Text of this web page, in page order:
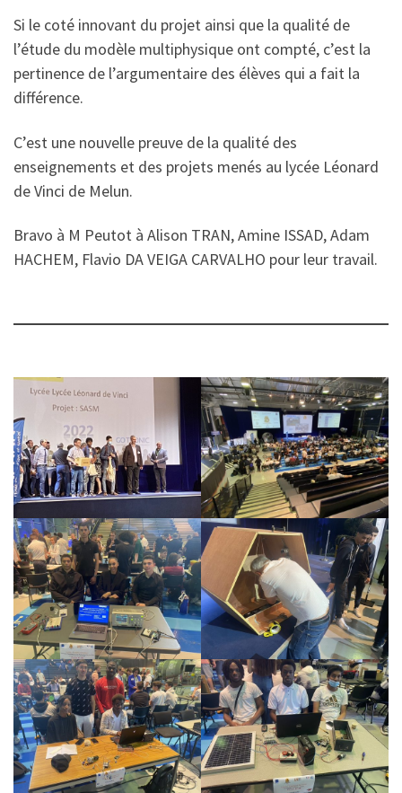
Si le coté innovant du projet ainsi que la qualité de
l’étude du modèle multiphysique ont compté, c’est la
pertinence de l’argumentaire des élèves qui a fait la
différence.
C’est une nouvelle preuve de la qualité des
enseignements et des projets menés au lycée Léonard
de Vinci de Melun.
Bravo à M Peutot à Alison TRAN, Amine ISSAD, Adam
HACHEM, Flavio DA VEIGA CARVALHO pour leur travail.